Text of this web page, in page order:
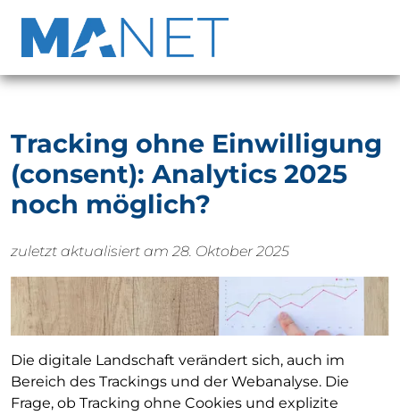
Tracking ohne Einwilligung
(consent): Analytics 2025
noch möglich?
zuletzt aktualisiert am 28. Oktober 2025
Die digitale Landschaft verändert sich, auch im
Bereich des Trackings und der Webanalyse. Die
Frage, ob Tracking ohne Cookies und explizite